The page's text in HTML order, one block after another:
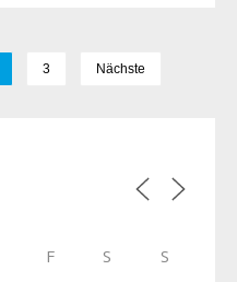
3 Nächste
F S S